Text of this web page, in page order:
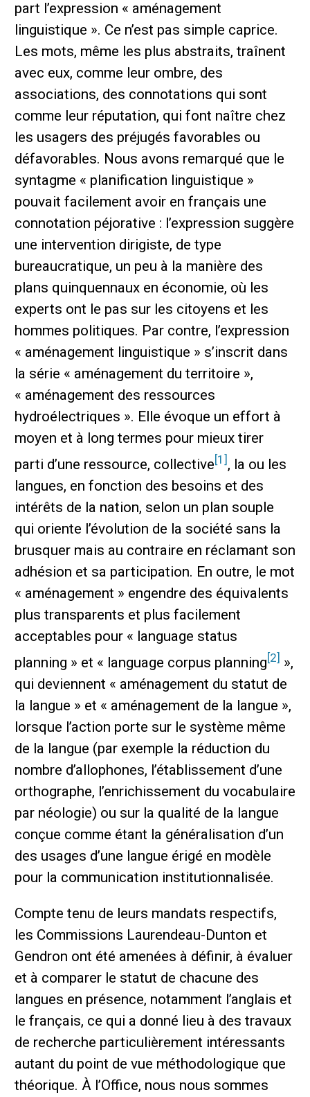
part l’expression « aménagement
linguistique ». Ce n’est pas simple caprice.
Les mots, même les plus abstraits, traînent
avec eux, comme leur ombre, des
associations, des connotations qui sont
comme leur réputation, qui font naître chez
les usagers des préjugés favorables ou
défavorables. Nous avons remarqué que le
syntagme « planification linguistique »
pouvait facilement avoir en français une
connotation péjorative : l’expression suggère
une intervention dirigiste, de type
bureaucratique, un peu à la manière des
plans quinquennaux en économie, où les
experts ont le pas sur les citoyens et les
hommes politiques. Par contre, l’expression
« aménagement linguistique » s’inscrit dans
la série « aménagement du territoire »,
« aménagement des ressources
hydroélectriques ». Elle évoque un effort à
moyen et à long termes pour mieux tirer
parti d’une ressource, collective [1] , la ou les
langues, en fonction des besoins et des
intérêts de la nation, selon un plan souple
qui oriente l’évolution de la société sans la
brusquer mais au contraire en réclamant son
adhésion et sa participation. En outre, le mot
« aménagement » engendre des équivalents
plus transparents et plus facilement
acceptables pour « language status
planning » et « language corpus planning [2] »,
qui deviennent « aménagement du statut de
la langue » et « aménagement de la langue »,
lorsque l’action porte sur le système même
de la langue (par exemple la réduction du
nombre d’allophones, l’établissement d’une
orthographe, l’enrichissement du vocabulaire
par néologie) ou sur la qualité de la langue
conçue comme étant la généralisation d’un
des usages d’une langue érigé en modèle
pour la communication institutionnalisée.
Compte tenu de leurs mandats respectifs,
les Commissions Laurendeau-Dunton et
Gendron ont été amenées à définir, à évaluer
et à comparer le statut de chacune des
langues en présence, notamment l’anglais et
le français, ce qui a donné lieu à des travaux
de recherche particulièrement intéressants
autant du point de vue méthodologique que
théorique. À l’Office, nous nous sommes